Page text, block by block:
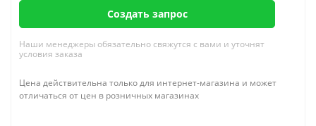
Создать запрос
Наши менеджеры обязательно свяжутся с вами и уточнят
условия заказа
Цена действительна только для интернет-магазина и может
отличаться от цен в розничных магазинах